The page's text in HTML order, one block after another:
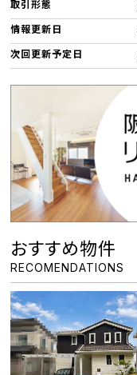
取引形態
情報更新日
次回更新予定日
おすすめ物件
RECOMENDATIONS